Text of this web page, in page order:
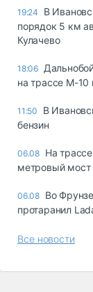
19:24
В
порядок 5 км
Кулачево
18:06
на трассе М-10
11:50
В
бензин
06.08 На
метровый мост
06.08 Во
протаранил
Все новости